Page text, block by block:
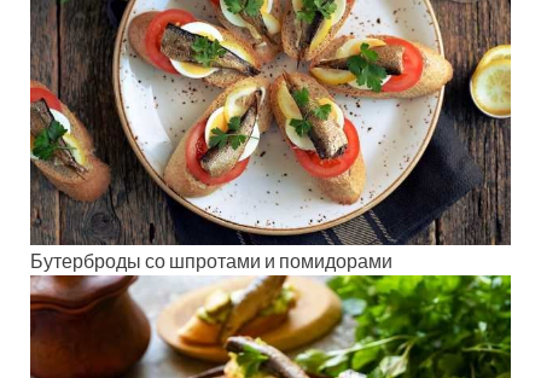
Бутерброды со шпротами и помидорами